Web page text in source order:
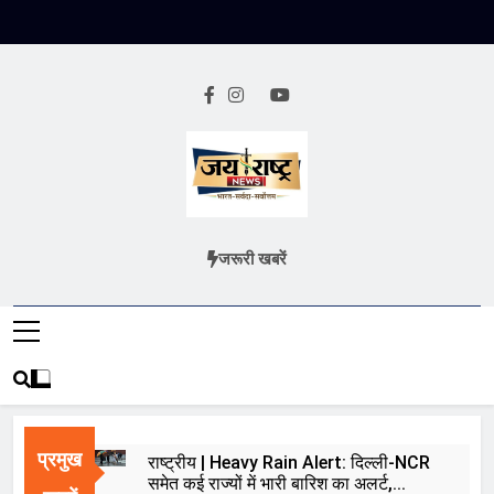
Jai Rashtra
हिंदी समाचार
जरूरी खबरें
प्रमुख
राष्ट्रीय | Heavy Rain Alert: दिल्ली-NCR
समेत कई राज्यों में भारी बारिश का अलर्ट,